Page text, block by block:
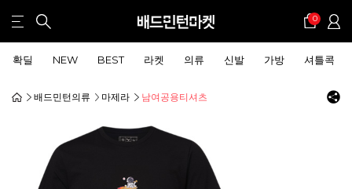
0
확딜 NEW BEST 라켓 의류 신발 가방 셔틀콕
배드민턴의류 마제라 남여공용티셔츠